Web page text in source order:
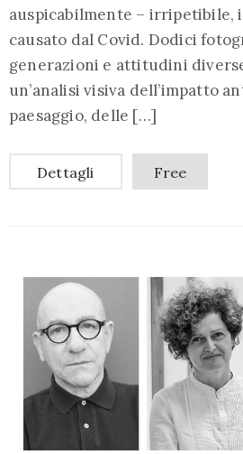
auspicabilmente – irripetibile,
causato dal Covid. Dodici
generazioni e attitudini
un’analisi visiva dell’impatto
paesaggio, delle […]
Dettagli Free